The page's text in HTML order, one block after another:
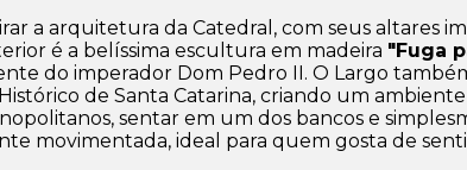
a arquitetura da Catedral, com seus altares
é a belíssima escultura em madeira "Fuga
do imperador Dom Pedro II. O Largo
de Santa Catarina, criando um
sentar em um dos bancos e
movimentada, ideal para quem gosta de